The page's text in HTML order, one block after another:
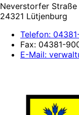
Neverstorfer Straße
24321 Lütjenburg
Telefon:
Fax: 04381-
E-Mail: